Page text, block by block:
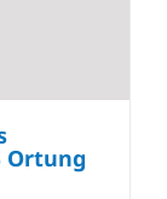
Ortung